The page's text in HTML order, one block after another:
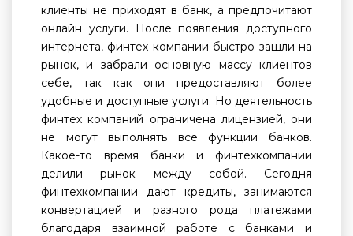
клиенты не приходят в банк, а предпочитают
онлайн услуги. После появления доступного
интернета, финтех компании быстро зашли на
рынок, и забрали основную массу клиентов
себе, так как они предоставляют более
удобные и доступные услуги. Но деятельность
финтех компаний ограничена лицензией, они
не могут выполнять все функции банков.
Какое-то время банки и финтехкомпании
делили рынок между собой. Сегодня
финтехкомпании дают кредиты, занимаются
конвертацией и разного рода платежами
благодаря взаимной работе с банками и